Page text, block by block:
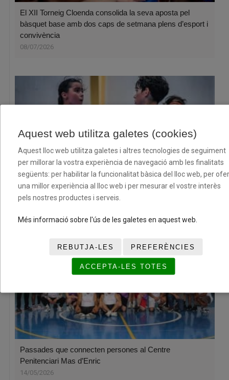
El XII Torneig Cloenda consolida la seva aposta pel
bàsquet base amb dos caps de setmana plens d’esport i
convivència
08/07/2026
Convocatòria per a la concessió d’ajuts econòmics a
esportistes federats per la temporada 2026-2027
Passades que connecten persones al Centre
Penitenciari Mas d’Enric
14/05/2026
Aquest web utilitza galetes (cookies)
Aquest lloc web utilitza galetes i altres tecnologies de seguiment
per millorar la vostra experiència de navegació amb les finalitats
següents: per habilitar la funcionalitat bàsica del lloc web, per
una millor experiència al lloc web i per mesurar el vostre interès
pels nostres productes i serveis.
Més informació sobre l'ús de les galetes en aquest web.
REBUTJA-LES PREFERÈNCIES
ACCEPTA-LES TOTES